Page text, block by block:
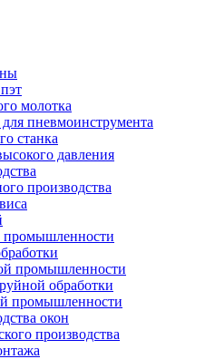
молотка
пневмоинструмента
станка
давления
производства
промышленности
промышленности
обработки
промышленности
окон
производства